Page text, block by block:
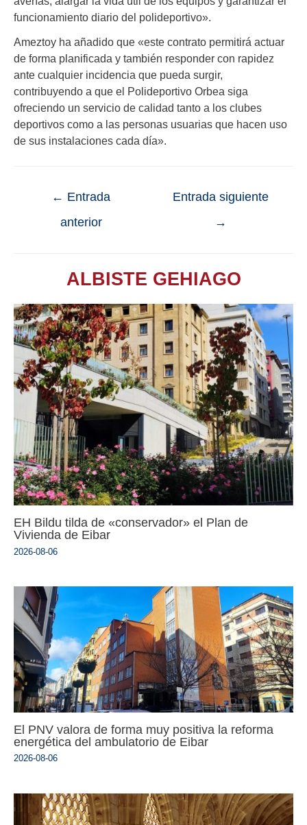
funcionamiento diario del polideportivo».
Ameztoy ha añadido que «este contrato permitirá actuar
de forma planificada y también responder con rapidez
ante cualquier incidencia que pueda surgir,
contribuyendo a que el Polideportivo Orbea siga
ofreciendo un servicio de calidad tanto a los clubes
deportivos como a las personas usuarias que hacen uso
de sus instalaciones cada día».
← Entrada
anterior
Entrada siguiente
→
ALBISTE GEHIAGO
EH Bildu tilda de «conservador» el Plan de
Vivienda de Eibar
2026-08-06
El PNV valora de forma muy positiva la reforma
energética del ambulatorio de Eibar
2026-08-06